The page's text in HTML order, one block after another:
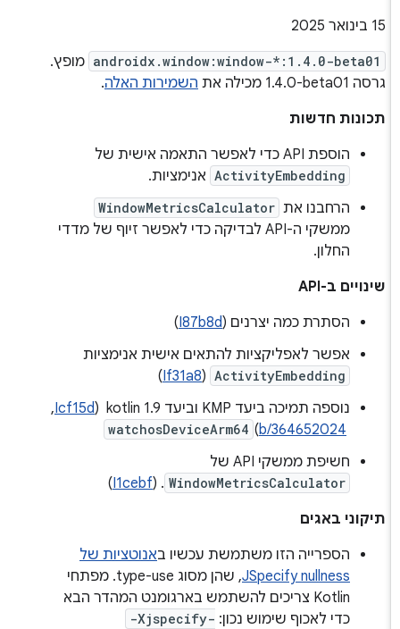
‫15 בינואר 2025
androidx.window:window-*:1.4.0-beta01 מופץ.
גרסה ‎1.4.0-beta01 מכילה את
השמירות האלה.
תכונות חדשות
הוספת API כדי לאפשר התאמה אישית של
ActivityEmbedding אנימציות.
הרחבנו את WindowMetricsCalculator
ממשקי ה-API לבדיקה כדי לאפשר זיוף של מדדי
החלון.
שינויים ב-API
הסתרת כמה יצרנים (I87b8d
)
אפשר לאפליקציות להתאים אישית אנימציות
ActivityEmbedding
(
If31a8
)
נוספה תמיכה ביעד KMP וביעד kotlin 1.9 ‏ (
Icf15d
,
b/364652024
)
watchosDeviceArm64
חשיפת ממשקי API של
WindowMetricsCalculator
. (
I1cebf
)
תיקוני באגים
הספרייה הזו משתמשת עכשיו ב אנוטציות של
JSpecify nullness
, שהן מסוג type-use. מפתחי
Kotlin צריכים להשתמש בארגומנט המהדר הבא
כדי לאכוף שימוש נכון:-Xjspecify-